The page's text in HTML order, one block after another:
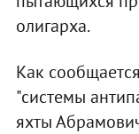
олигарха.
Как
"системы
яхты